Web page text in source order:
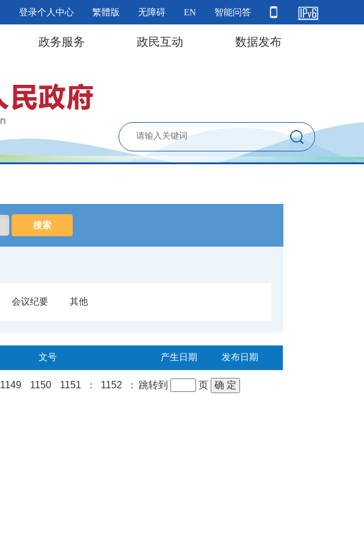
登录个人中心 繁體版 无障碍 EN 智能问答
政务服务 政民互动 数据发布
会议纪要 其他
文号 产生日期 发布日期
1149 1150 1151 : 1152 : 跳转到 页